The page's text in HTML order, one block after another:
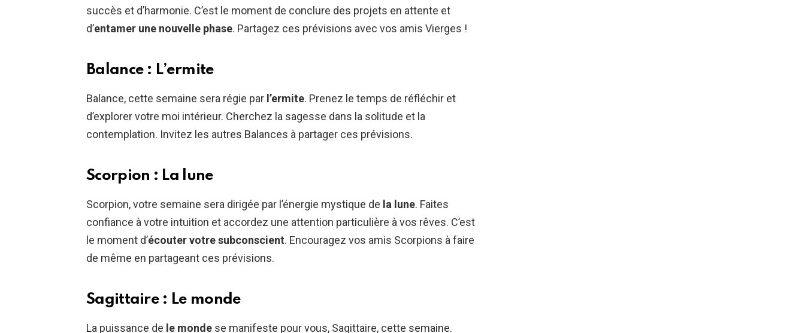
succès et d’harmonie. C’est le moment de conclure des projets en attente et
d’entamer une nouvelle phase. Partagez ces prévisions avec vos amis Vierges !
Balance : L’ermite
Balance, cette semaine sera régie par l’ermite. Prenez le temps de réfléchir et
d’explorer votre moi intérieur. Cherchez la sagesse dans la solitude et la
contemplation. Invitez les autres Balances à partager ces prévisions.
Scorpion : La lune
Scorpion, votre semaine sera dirigée par l’énergie mystique de la lune. Faites
confiance à votre intuition et accordez une attention particulière à vos rêves. C’est
le moment d’écouter votre subconscient. Encouragez vos amis Scorpions à faire
de même en partageant ces prévisions.
Sagittaire : Le monde
La puissance de le monde se manifeste pour vous, Sagittaire, cette semaine.